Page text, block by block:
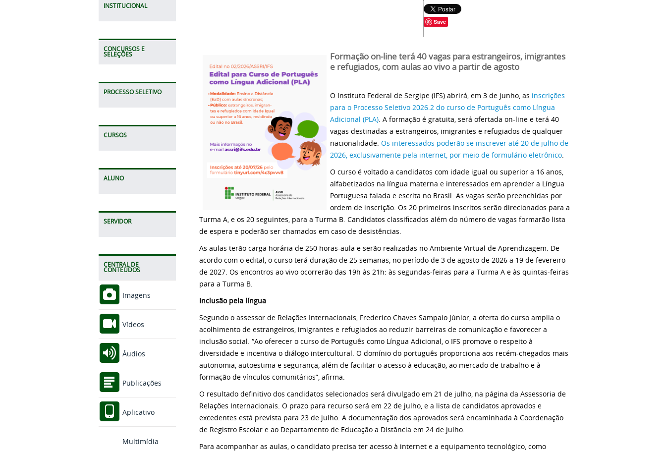
INSTITUCIONAL
CONCURSOS E
SELEÇÕES
PROCESSO SELETIVO
CURSOS
ALUNO
SERVIDOR
CENTRAL DE
CONTEÚDOS
Imagens
Vídeos
Áudios
Publicações
Aplicativo
Multimídia
Save
Formação on-line terá 40 vagas para estrangeiros, imigrantes
e refugiados, com aulas ao vivo a partir de agosto
O Instituto Federal de Sergipe (IFS) abrirá, em 3 de junho, as inscrições
para o Processo Seletivo 2026.2 do curso de Português como Língua
Adicional (PLA). A formação é gratuita, será ofertada on-line e terá 40
vagas destinadas a estrangeiros, imigrantes e refugiados de qualquer
nacionalidade. Os interessados poderão se inscrever até 20 de julho de
2026, exclusivamente pela internet, por meio de formulário eletrônico.
O curso é voltado a candidatos com idade igual ou superior a 16 anos,
alfabetizados na língua materna e interessados em aprender a Língua
Portuguesa falada e escrita no Brasil. As vagas serão preenchidas por
ordem de inscrição. Os 20 primeiros inscritos serão direcionados para a
Turma A, e os 20 seguintes, para a Turma B. Candidatos classificados além do número de vagas formarão lista
de espera e poderão ser chamados em caso de desistências.
As aulas terão carga horária de 250 horas-aula e serão realizadas no Ambiente Virtual de Aprendizagem. De
acordo com o edital, o curso terá duração de 25 semanas, no período de 3 de agosto de 2026 a 19 de fevereiro
de 2027. Os encontros ao vivo ocorrerão das 19h às 21h: às segundas-feiras para a Turma A e às quintas-feiras
para a Turma B.
Inclusão pela língua
Segundo o assessor de Relações Internacionais, Frederico Chaves Sampaio Júnior, a oferta do curso amplia o
acolhimento de estrangeiros, imigrantes e refugiados ao reduzir barreiras de comunicação e favorecer a
inclusão social. “Ao oferecer o curso de Português como Língua Adicional, o IFS promove o respeito à
diversidade e incentiva o diálogo intercultural. O domínio do português proporciona aos recém-chegados mais
autonomia, autoestima e segurança, além de facilitar o acesso à educação, ao mercado de trabalho e à
formação de vínculos comunitários”, afirma.
O resultado definitivo dos candidatos selecionados será divulgado em 21 de julho, na página da Assessoria de
Relações Internacionais. O prazo para recurso será em 22 de julho, e a lista de candidatos aprovados e
excedentes está prevista para 23 de julho. A documentação dos aprovados será encaminhada à Coordenação
de Registro Escolar e ao Departamento de Educação a Distância em 24 de julho.
Para acompanhar as aulas, o candidato precisa ter acesso à internet e a equipamento tecnológico, como